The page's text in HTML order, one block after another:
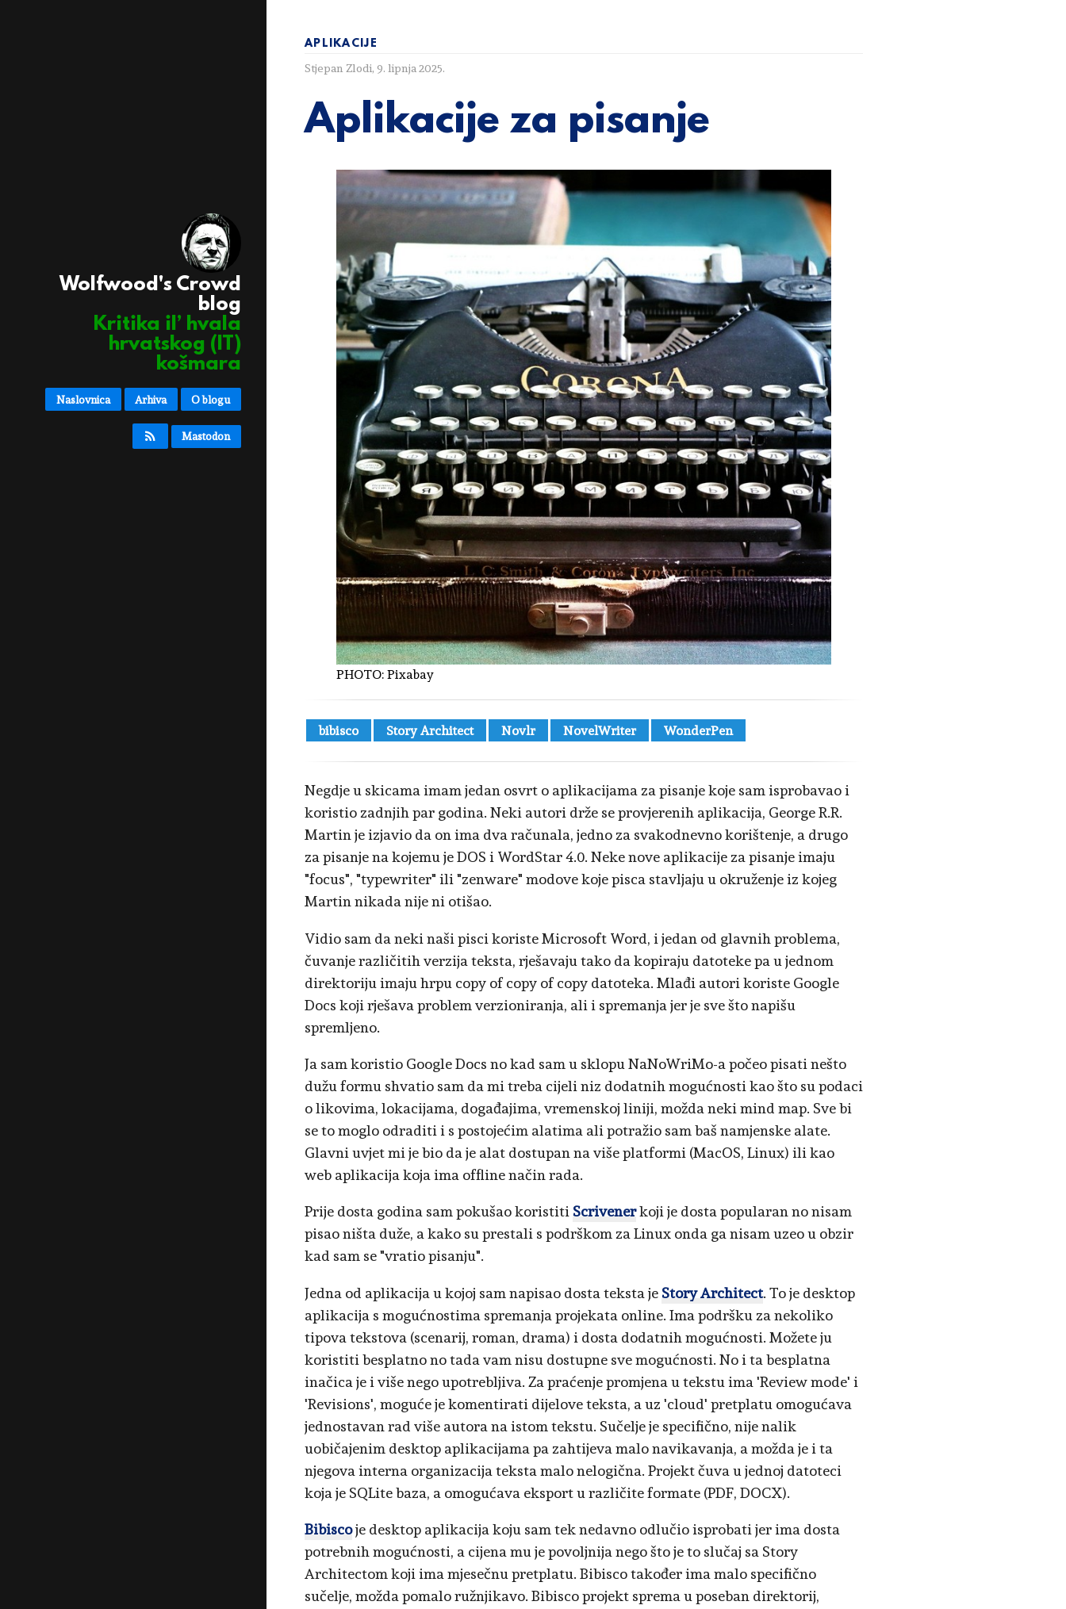
Wolfwood's Crowd
blog
Kritika il’ hvala
hrvatskog (IT)
košmara
Naslovnica Arhiva O blogu
Mastodon
APLIKACIJE
Stjepan Zlodi, 9. lipnja 2025.
Aplikacije za pisanje
PHOTO: Pixabay
bibisco Story Architect Novlr NovelWriter WonderPen
Negdje u skicama imam jedan osvrt o aplikacijama za pisanje koje sam isprobavao i
koristio zadnjih par godina. Neki autori drže se provjerenih aplikacija, George R.R.
Martin je izjavio da on ima dva računala, jedno za svakodnevno korištenje, a drugo
za pisanje na kojemu je DOS i WordStar 4.0. Neke nove aplikacije za pisanje imaju
"focus", "typewriter" ili "zenware" modove koje pisca stavljaju u okruženje iz kojeg
Martin nikada nije ni otišao.
Vidio sam da neki naši pisci koriste Microsoft Word, i jedan od glavnih problema,
čuvanje različitih verzija teksta, rješavaju tako da kopiraju datoteke pa u jednom
direktoriju imaju hrpu copy of copy of copy datoteka. Mlađi autori koriste Google
Docs koji rješava problem verzioniranja, ali i spremanja jer je sve što napišu
spremljeno.
Ja sam koristio Google Docs no kad sam u sklopu NaNoWriMo-a počeo pisati nešto
dužu formu shvatio sam da mi treba cijeli niz dodatnih mogućnosti kao što su podaci
o likovima, lokacijama, događajima, vremenskoj liniji, možda neki mind map. Sve bi
se to moglo odraditi i s postojećim alatima ali potražio sam baš namjenske alate.
Glavni uvjet mi je bio da je alat dostupan na više platformi (MacOS, Linux) ili kao
web aplikacija koja ima offline način rada.
Prije dosta godina sam pokušao koristiti Scrivenerkoji je dosta popularan no nisam
pisao ništa duže, a kako su prestali s podrškom za Linux onda ga nisam uzeo u obzir
kad sam se "vratio pisanju".
Jedna od aplikacija u kojoj sam napisao dosta teksta je Story Architect. To je desktop
aplikacija s mogućnostima spremanja projekata online. Ima podršku za nekoliko
tipova tekstova (scenarij, roman, drama) i dosta dodatnih mogućnosti. Možete ju
koristiti besplatno no tada vam nisu dostupne sve mogućnosti. No i ta besplatna
inačica je i više nego upotrebljiva. Za praćenje promjena u tekstu ima 'Review mode' i
'Revisions', moguće je komentirati dijelove teksta, a uz 'cloud' pretplatu omogućava
jednostavan rad više autora na istom tekstu. Sučelje je specifično, nije nalik
uobičajenim desktop aplikacijama pa zahtijeva malo navikavanja, a možda je i ta
njegova interna organizacija teksta malo nelogična. Projekt čuva u jednoj datoteci
koja je SQLite baza, a omogućava eksport u različite formate (PDF, DOCX).
Bibiscoje desktop aplikacija koju sam tek nedavno odlučio isprobati jer ima dosta
potrebnih mogućnosti, a cijena mu je povoljnija nego što je to slučaj sa Story
Architectom koji ima mjesečnu pretplatu. Bibisco također ima malo specifično
sučelje, možda pomalo ružnjikavo. Bibisco projekt sprema u poseban direktorij,